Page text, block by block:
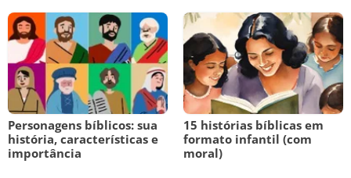
Personagens bíblicos: sua
história, características e
importância
15 histórias bíblicas em
formato infantil (com
moral)